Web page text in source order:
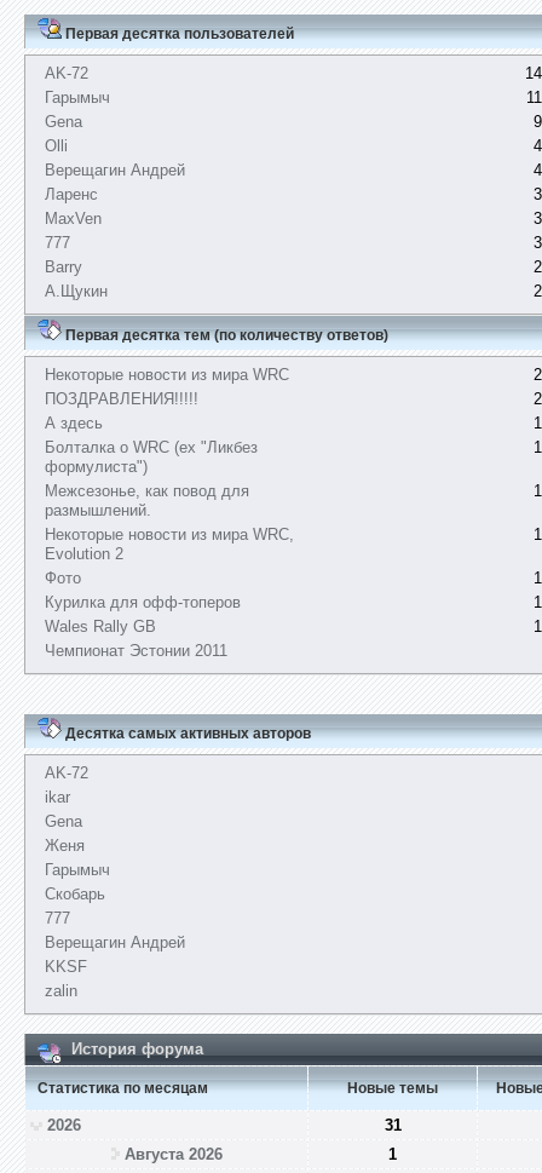
Первая десятка пользователей
AK-72
Гарымыч
Gena
Olli
Верещагин Андрей
Ларенс
MaxVen
777
Barry
А.Щукин
Первая десятка тем (по количеству ответов)
Некоторые новости из мира WRC
ПОЗДРАВЛЕНИЯ!!!!!
А здесь
Болталка о WRC (ex "Ликбез
формулиста")
Межсезонье, как повод для
размышлений.
Некоторые новости из мира WRC,
Evolution 2
Фото
Курилка для офф-топеров
Wales Rally GB
Чемпионат Эстонии 2011
Десятка самых активных авторов
AK-72
ikar
Gena
Женя
Гарымыч
Скобарь
777
Верещагин Андрей
KKSF
zalin
История форума
Статистика по месяцам Новые темы
2026
31
Августа 2026
1